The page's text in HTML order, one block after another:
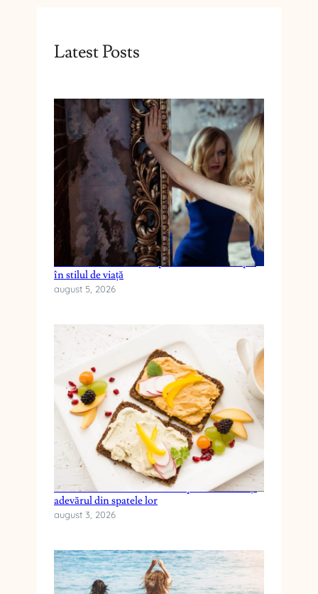
Latest Posts
Cum reduci anxietatea prin schimbări simple
în stilul de viață
august 5, 2026
Cele mai frecvente mituri despre dieta keto și
adevărul din spatele lor
august 3, 2026